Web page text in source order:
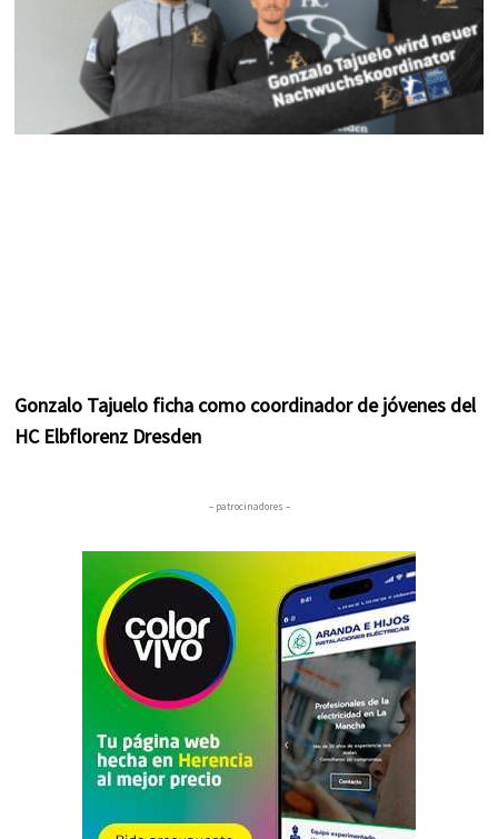
Gonzalo Tajuelo ficha como coordinador de jóvenes del
HC Elbflorenz Dresden
– patrocinadores –